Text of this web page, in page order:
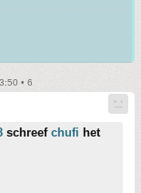
• 6
schreef chufi het